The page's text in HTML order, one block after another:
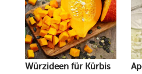
Würzideen für Kürbis